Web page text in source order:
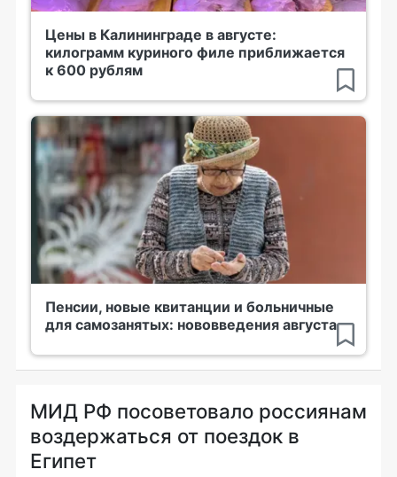
Цены в Калининграде в августе:
килограмм куриного филе приближается
к 600 рублям
Пенсии, новые квитанции и больничные
для самозанятых: нововведения августа
МИД РФ посоветовало россиянам
воздержаться от поездок в
Египет